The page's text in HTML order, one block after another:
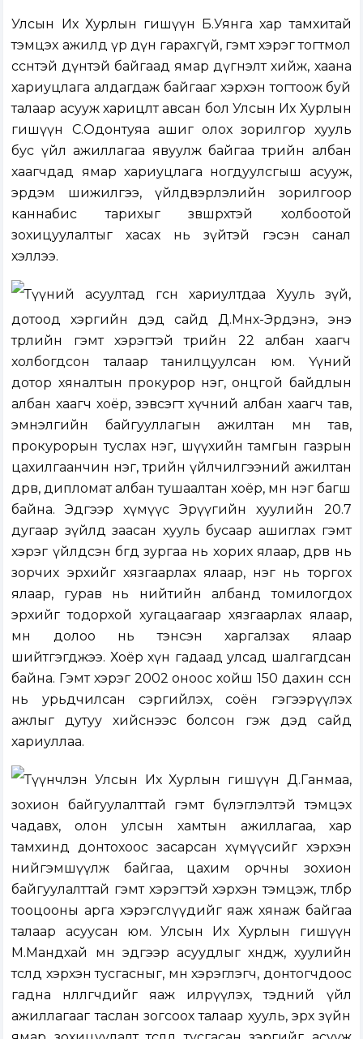
Улсын Их Хурлын гишүүн Б.Уянга хар тамхитай
тэмцэх ажилд үр дүн гарахгүй, гэмт хэрэг тогтмол
өссөнтэй дүнтэй байгаад ямар дүгнэлт хийж, хаана
хариуцлага алдагдаж байгааг хэрхэн тогтоож буй
талаар асууж харицлт авсан бол Улсын Их Хурлын
гишүүн С.Одонтуяа ашиг олох зорилгор хууль
бус үйл ажиллагаа явуулж байгаа төрийн албан
хаагчдад ямар хариуцлага ногдуулсгыш асууж,
эрдэм шижилгээ, үйлдвэрлэлийн зорилгоор
каннабис тарихыг зөвшөөрөхтэй холбоотой
зохицуулалтыг хасах нь зүйтэй гэсэн санал
хэллээ.
Түүний асуултад өгсөн хариултдаа Хууль зүй,
дотоод хэргийн дэд сайд Д.Мөнх-Эрдэнэ, энэ
төрлийн гэмт хэрэгтэй төрийн 22 албан хаагч
холбогдсон талаар танилцуулсан юм. Үүний
дотор хяналтын прокурор нэг, онцгой байдлын
албан хаагч хоёр, зэвсэгт хүчний албан хаагч тав,
эмнэлгийн байгууллагын ажилтан мөн тав,
прокурорын туслах нэг, шүүхийн тамгын газрын
цахилгаанчин нэг, төрийн үйлчилгээний ажилтан
дөрөв, дипломат албан тушаалтан хоёр, мөн нэг багш
байна. Эдгээр хүмүүс Эрүүгийн хуулийн 20.7
дугаар зүйлд заасан хууль бусаар ашиглах гэмт
хэрэг үйлдсэн бөгөөд зургаа нь хорих ялаар, дөрөв нь
зорчих эрхийг хязгаарлах ялаар, нэг нь торгох
ялаар, гурав нь нийтийн албанд томилогдох
эрхийг тодорхой хугацаагаар хязгаарлах ялаар,
мөн долоо нь тэнсэн харгалзах ялаар
шийтгэгджээ. Хоёр хүн гадаад улсад шалгагдсан
байна. Гэмт хэрэг 2002 оноос хойш 150 дахин өссөн
нь урьдчилсан сэргийлэх, соён гэгээрүүлэх
ажлыг дутуу хийснээс болсон гэж дэд сайд
хариуллаа.
Түүнчлэн Улсын Их Хурлын гишүүн Д.Ганмаа,
зохион байгуулалттай гэмт бүлэглэлтэй тэмцэх
чадавх, олон улсын хамтын ажиллагаа, хар
тамхинд донтохоос засарсан хүмүүсийг хэрхэн
нийгэмшүүлж байгаа, цахим орчны зохион
байгуулалттай гэмт хэрэгтэй хэрхэн тэмцэж, төлбөр
тооцооны арга хэрэгслүүдийг яаж хянаж байгаа
талаар асуусан юм. Улсын Их Хурлын гишүүн
М.Мандхай мөн эдгээр асуудлыг хөндөж, хуулийн
төсөлд хэрхэн тусгасныг, мөн хэрэглэгч, донтогчдоос
гадна нөлөөлөгчдийг яаж илрүүлэх, тэдний үйл
ажиллагааг таслан зогсоох талаар хууль, эрх зүйн